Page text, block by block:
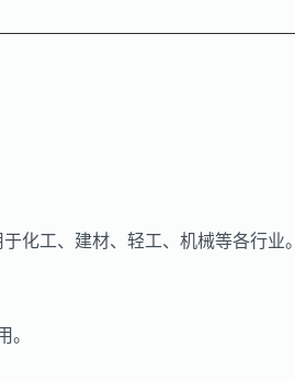
化工、建材、轻工、机械等各行业。
。